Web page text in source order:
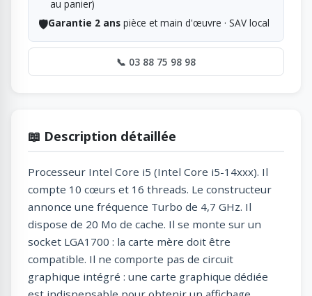
au panier)
🛡️Garantie 2 anspièce et main d'œuvre · SAV local
📞 03 88 75 98 98
📖 Description détaillée
Processeur Intel Core i5 (Intel Core i5-14xxx). Il
compte 10 cœurs et 16 threads. Le constructeur
annonce une fréquence Turbo de 4,7 GHz. Il
dispose de 20 Mo de cache. Il se monte sur un
socket LGA1700 : la carte mère doit être
compatible. Il ne comporte pas de circuit
graphique intégré : une carte graphique dédiée